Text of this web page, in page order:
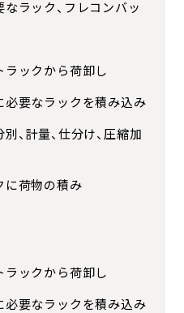
ラック、フレコンバッ
ラックから荷卸し
必要なラックを積み込み
、計量、仕分け、圧縮加
に荷物の積み
ラックから荷卸し
必要なラックを積み込み